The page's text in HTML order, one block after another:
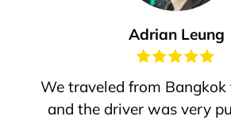
Adrian Leung
We traveled from Bangkok
and the driver was very